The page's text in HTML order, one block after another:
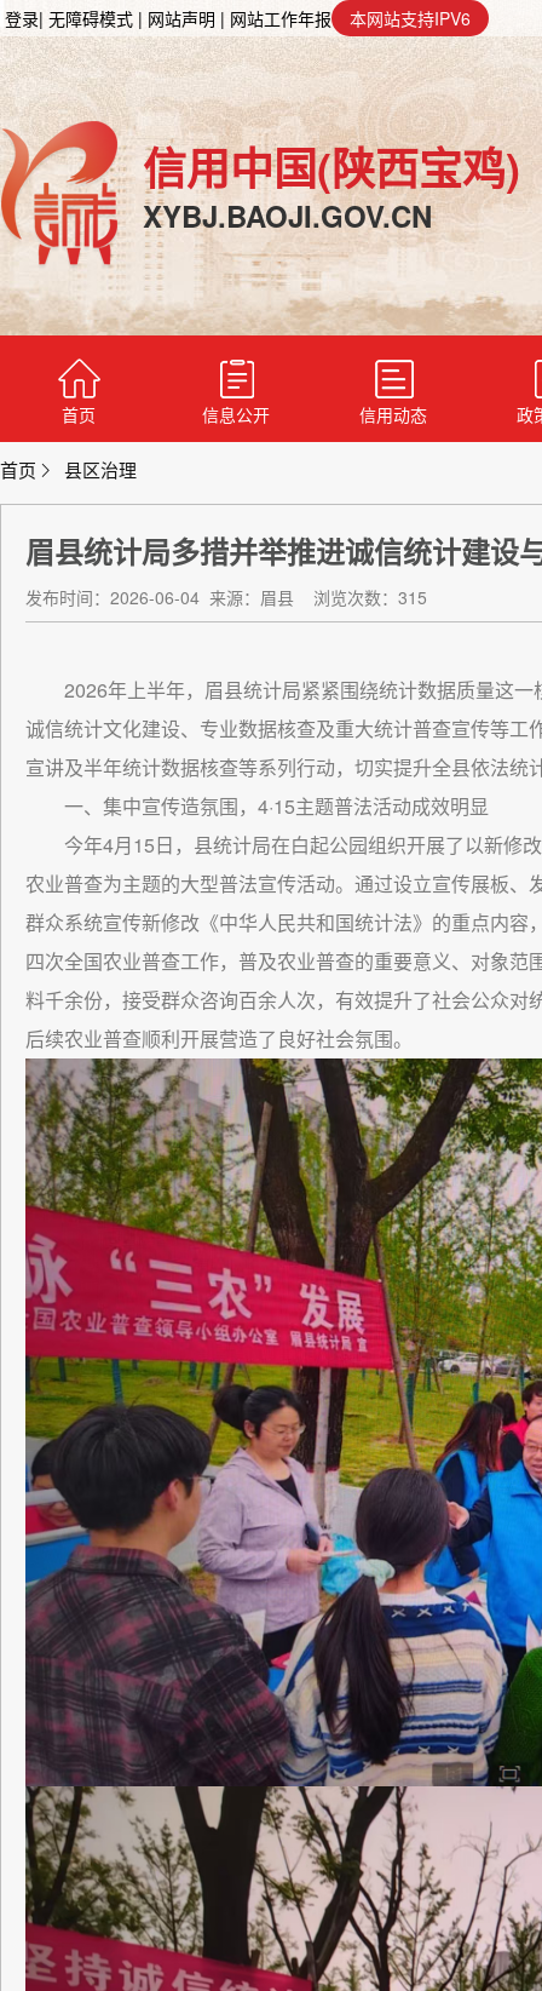
登录| 无障碍模式 | 网站声明 | 网站工作年报 本网站支持IPV6
信用中国(陕西宝鸡)
XYBJ.BAOJI.GOV.CN
首页 信息公开 信用动态 政
首页 县区治理
眉县统计局多措并举推进诚信统计建设
发布时间：2026-06-04 来源：眉县 浏览次数：315
2026年上半年，眉县统计局紧紧围绕统计数据质量这
诚信统计文化建设、专业数据核查及重大统计普查宣传等工
宣讲及半年统计数据核查等系列行动，切实提升全县依法统
一、集中宣传造氛围，4·15主题普法活动成效明显
今年4月15日，县统计局在白起公园组织开展了以新修
农业普查为主题的大型普法宣传活动。通过设立宣传展板
群众系统宣传新修改《中华人民共和国统计法》的重点内
四次全国农业普查工作，普及农业普查的重要意义、对象
料千余份，接受群众咨询百余人次，有效提升了社会公众
后续农业普查顺利开展营造了良好社会氛围。